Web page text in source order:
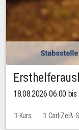
18.08.2026 06:00
Kurs Carl-Zeiß-